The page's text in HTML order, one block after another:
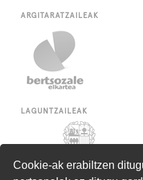
Cookie-ak erabiltzen
ARGITARATZAILEAK
LAGUNTZAILEAK